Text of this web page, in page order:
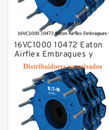
16VC1000 10472 Eaton
Airflex Embragues y
Frenos